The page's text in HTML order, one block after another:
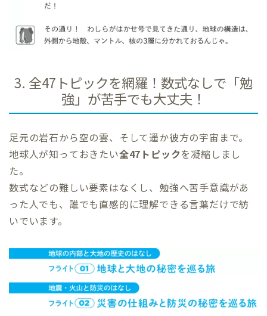
3. 全47トピックを網羅！数式なしで「勉
強」が苦手でも大丈夫！
足元の岩石から空の雲、そして遥か彼方の宇宙まで。
地球人が知っておきたい全47トピックを凝縮しまし
た。
数式などの難しい要素はなくし、勉強へ苦手意識があ
った人でも、誰でも直感的に理解できる言葉だけで紡
いでいます。